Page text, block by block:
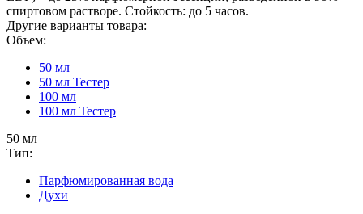
спиртовом растворе. Стойкость: до 5 часов.
Другие варианты товара:
Объем:
50 мл
50 мл Тестер
100 мл
100 мл Тестер
50 мл
Тип:
Парфюмированная вода
Духи